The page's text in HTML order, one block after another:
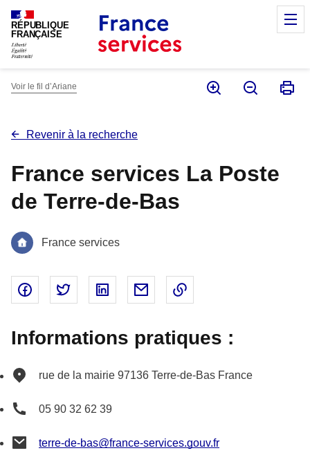
RÉPUBLIQUE
FRANÇAISE
Voir le fil d’Ariane
Revenir à la recherche
France services La Poste
de Terre-de-Bas
France services
Partager sur Facebook - nouvelle fenêtre
Partager sur Twitter - nouvelle fenêtre
Partager sur Linked In - nouvelle
Partager par email - nouvelle
Informations pratiques :
rue de la mairie 97136 Terre-de-Bas France
05 90 32 62 39
terre-de-bas@france-services.gouv.fr